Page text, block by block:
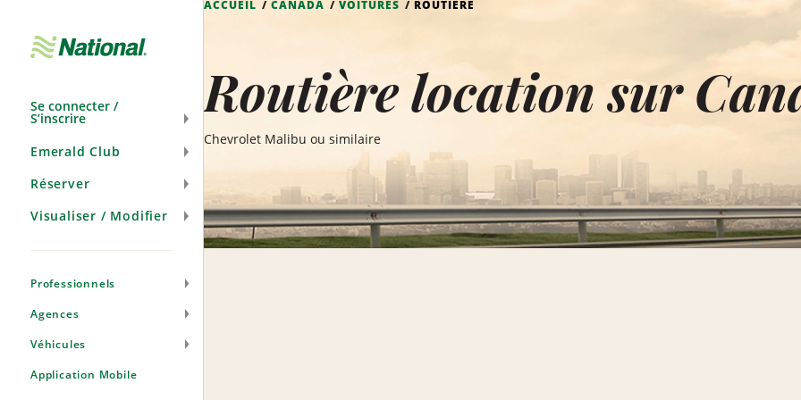
navigation
Se connecter /
S’inscrire
Emerald Club
Réserver
Visualiser / Modifier
Professionnels
Agences
Véhicules
Application Mobile
ACCUEIL CANADA VOITURES ROUTIÈRE
Routière location sur
Chevrolet Malibu ou similaire